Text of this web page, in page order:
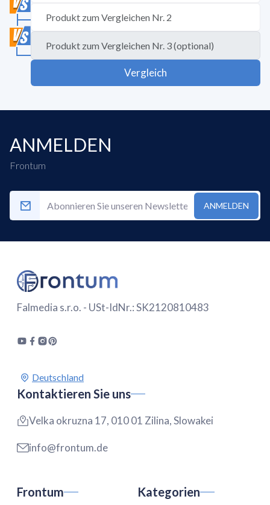
Vergleich
ANMELDEN
Frontum
ANMELDEN
Falmedia s.r.o. - USt-IdNr.: SK2120810483
Kontaktieren Sie uns
Velka okruzna 17, 010 01 Zilina, Slowakei
info@frontum.de
Frontum Kategorien